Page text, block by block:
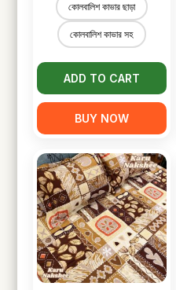
কোলবালিশ কাভার ছাড়া
কোলবালিশ কাভার সহ
ADD TO CART
BUY NOW